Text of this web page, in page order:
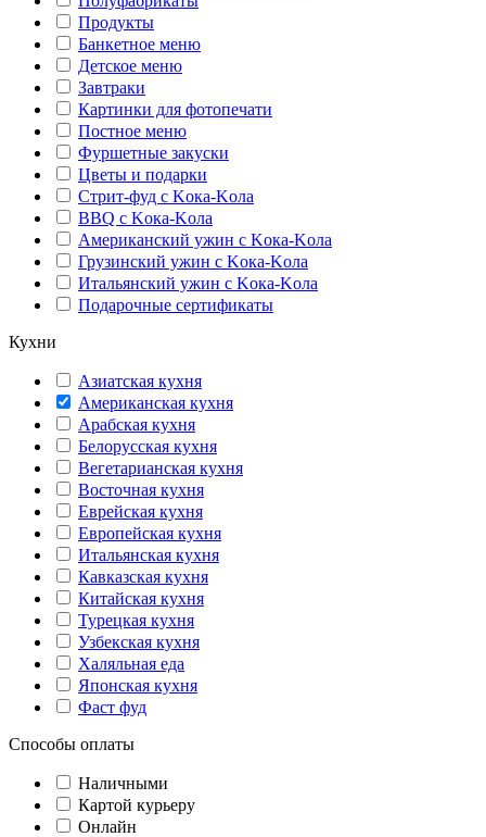
Продукты
Банкетное меню
Детское меню
Завтраки
Картинки для фотопечати
Постное меню
Фуршетные закуски
Цветы и подарки
Стрит-фуд с Kока-Kола
BBQ с Kока-Kола
Американский ужин с Kока-Kола
Грузинский ужин с Kока-Kола
Итальянский ужин с Kока-Kола
Подарочные сертификаты
Кухни
Азиатская кухня
Американская кухня
Арабская кухня
Белорусская кухня
Вегетарианская кухня
Восточная кухня
Еврейская кухня
Европейская кухня
Итальянская кухня
Кавказская кухня
Китайская кухня
Турецкая кухня
Узбекская кухня
Халяльная еда
Японская кухня
Фаст фуд
Способы оплаты
Наличными
Картой курьеру
Онлайн